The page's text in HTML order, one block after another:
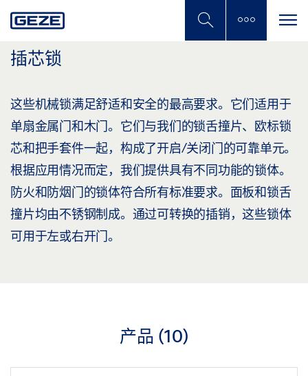
to
content
插芯锁
这些机械锁满足舒适和安全的最高要求。它们适用于
单扇金属门和木门。它们与我们的锁舌撞片、欧标锁
芯和把手套件一起，构成了开启/关闭门的可靠单元。
根据应用情况而定，我们提供具有不同功能的锁体。
防火和防烟门的锁体符合所有标准要求。面板和锁舌
撞片均由不锈钢制成。通过可转换的插销，这些锁体
可用于左或右开门。
产品 (10)